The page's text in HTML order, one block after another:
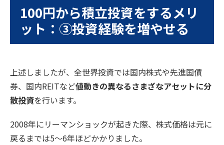
100円から積立投資をするメリ
ット：③投資経験を増やせる
上述しましたが、全世界投資では国内株式や先進国債
券、国内REITなど値動きの異なるさまざなアセットに分
散投資を行います。
2008年にリーマンショックが起きた際、株式価格は元に
戻るまでは5〜6年ほどかかりました。